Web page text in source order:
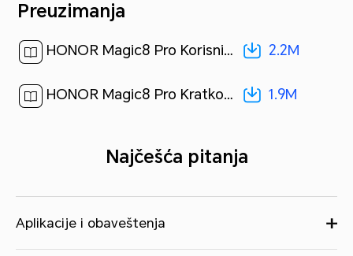
Preuzimanja
HONOR Magic8 Pro Korisničko uputstvo-(MagicOS 10_01,sr)[ 2.2M ] 2.2M
HONOR Magic8 Pro Kratko uputstvo-(Magic OS 10.0_01,BKQ-N49,sr)[ 1.9M ] 1.9M
Najčešća pitanja
Aplikacije i obaveštenja